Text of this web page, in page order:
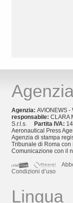
Agenzia: AVIONEWS
responsabile: CLARA
S.r.l.s. Partita IVA:
Aeronautical Press
Agenzia di stampa
Tribunale di Roma
Comunicazione con il
Condizioni d’uso
Lingua